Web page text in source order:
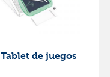
Tablet de juegos